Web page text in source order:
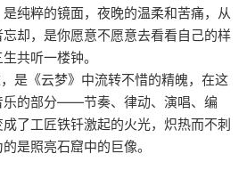
纯粹的镜面，夜晚的温柔和苦痛，从
却，是你愿意不愿意去看看自己的样
共听一楼钟。
是《云梦》中流转不惜的精魄，在这
乐的部分——节奏、律动、演唱、编
了工匠铁钎激起的火光，炽热而不刺
是照亮石窟中的巨像。